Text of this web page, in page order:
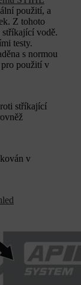
použití, a
Z tohoto
vodě.
testy.
s normou
použití v
stříkající
v